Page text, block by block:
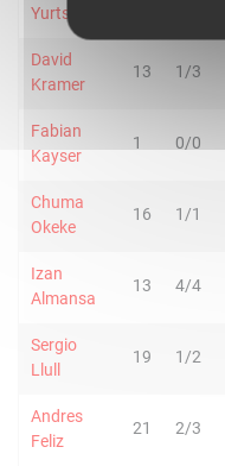
Yurtseven
David
Kramer
13 1/3
Fabian
Kayser
1 0/0
Chuma
Okeke
16 1/1
Izan
Almansa
13 4/4
Sergio
Llull
19 1/2
Andres
Feliz
21 2/3